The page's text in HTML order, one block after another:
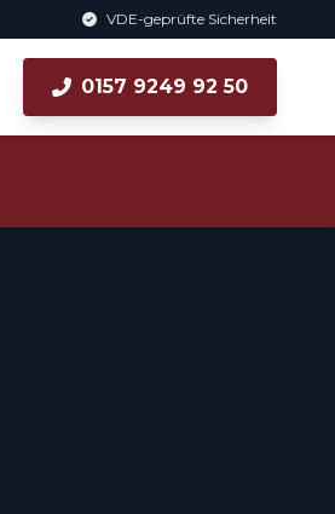
VDE-geprüfte Sicherheit
0157 9249 92 50